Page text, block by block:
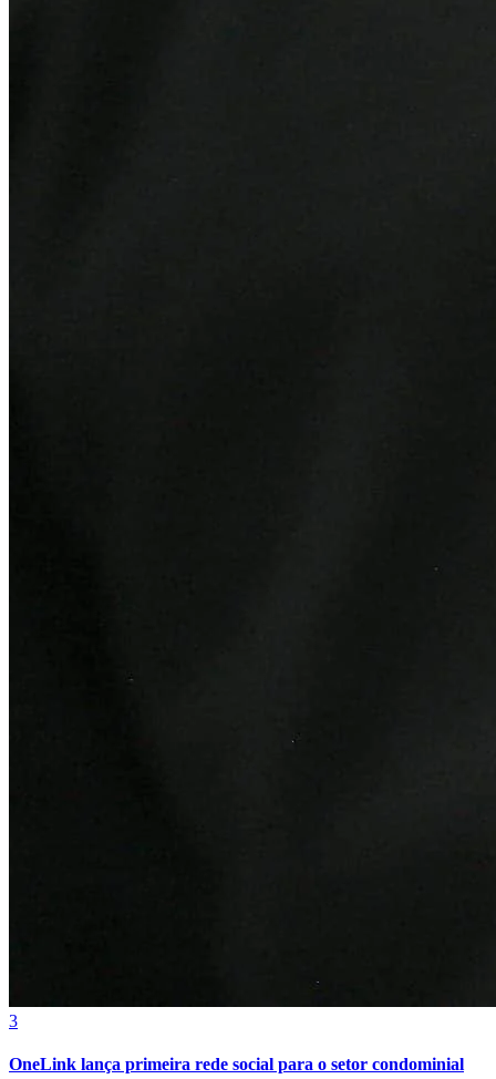
3
OneLink lança primeira rede social para o setor condominial